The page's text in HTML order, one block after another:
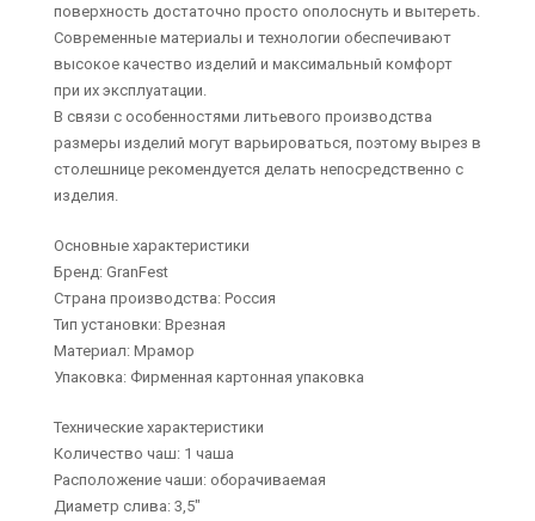
поверхность достаточно просто ополоснуть и вытереть.
Современные материалы и технологии обеспечивают
высокое качество изделий и максимальный комфорт
при их эксплуатации.
В связи с особенностями литьевого производства
размеры изделий могут варьироваться, поэтому вырез в
столешнице рекомендуется делать непосредственно с
изделия.
Основные характеристики
Бренд: GranFest
Страна производства: Россия
Тип установки: Врезная
Материал: Мрамор
Упаковка: Фирменная картонная упаковка
Технические характеристики
Количество чаш: 1 чаша
Расположение чаши: оборачиваемая
Диаметр слива: 3,5"